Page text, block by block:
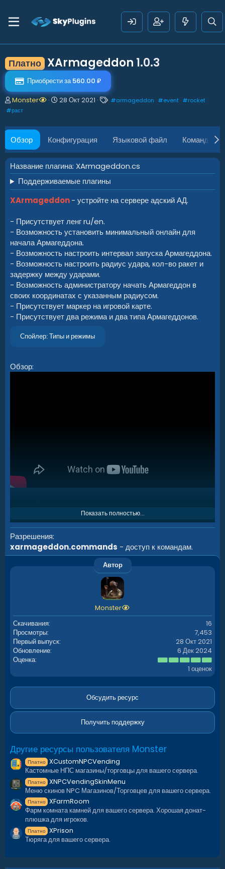
Платно XArmageddon 1.0.3
Приобрести за 560.00 ₽
А
в
о
р
Monster
Д
а
о
з
д
а
н
и
я
28 Окт 2021
Т
и
#armageddon #event #rocket
#раст
Обзор Конфигурация Языковой файл Команды
Название плагина: XArmageddon.cs
Поддерживаемые плагины
XArmageddon- устройте на сервере адский АД.
- Присутствует ленг ru/en.
- Возможность установить минимальный онлайн для
начала Армагеддона.
- Возможность настроить интервал запуска Армагеддона.
- Возможность настроить радиус удара, кол-во ракет и
задержку между ударами.
- Возможность администратору начать Армагеддон в
своих координатах с указанным радиусом.
- Присутствует маркер на игровой карте.
- Присутствует два режима и два типа Армагеддонов.
Спойлер:Типы и режимы
Обзор:
Показать полностью...
Разрешения
xarmageddon.commands - доступ к командам.
Автор
Monster
Скачивания
16
Просмотры
7,453
Первый выпуск
28 Окт 2021
Обновление
6 Дек 2024
Оценка
5
.
0
з
ё
з
1 оценок
Обсудить ресурс
Получить поддержку
Другие ресурсы пользователя Monster
Платно XCustomNPCVending
Кастомные НПС магазины/торговцы для вашего сервера.
Платно XNPCVendingSkinMenu
Меню скинов NPC Магазинов/Торговцев для вашего сервера.
Платно XFarmRoom
Фарм комната камней для вашего сервера. Хорошая донат-
плюшка для игроков.
Платно XPrison
Тюряга для вашего сервера.